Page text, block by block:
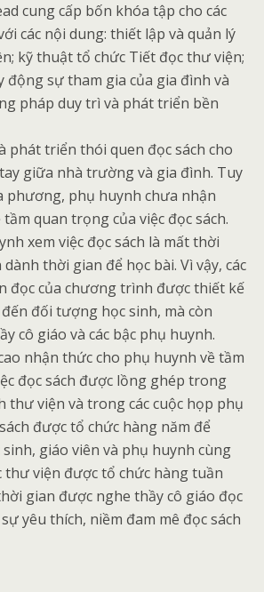
cung cấp bốn khóa tập cho các
các nội dung: thiết lập và quản lý
kỹ thuật tổ chức Tiết đọc thư viện;
sự tham gia của gia đình và
pháp duy trì và phát triển bền
phát triển thói quen đọc sách cho
giữa nhà trường và gia đình. Tuy
phương, phụ huynh chưa nhận
quan trọng của việc đọc sách.
xem việc đọc sách là mất thời
thời gian để học bài. Vì vậy, các
đọc của chương trình được thiết kế
đối tượng học sinh, mà còn
cô giáo và các bậc phụ huynh.
nhận thức cho phụ huynh về tầm
đọc sách được lồng ghép trong
thư viện và trong các cuộc họp phụ
được tổ chức hàng năm để
giáo viên và phụ huynh cùng
thư viện được tổ chức hàng tuần
gian được nghe thầy cô giáo đọc
yêu thích, niềm đam mê đọc sách